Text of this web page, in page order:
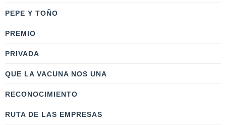
PEPE Y TOÑO
PREMIO
PRIVADA
QUE LA VACUNA NOS UNA
RECONOCIMIENTO
RUTA DE LAS EMPRESAS